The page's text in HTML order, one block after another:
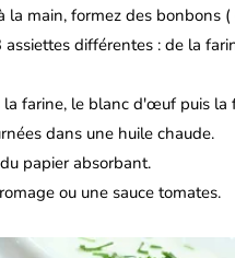
la main, formez des bonbons
assiettes différentes : de la
la farine, le blanc d'œuf puis la
dans une huile chaude.
papier absorbant.
ou une sauce tomates.